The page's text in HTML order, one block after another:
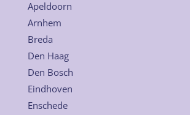
Apeldoorn
Arnhem
Breda
Den Haag
Den Bosch
Eindhoven
Enschede